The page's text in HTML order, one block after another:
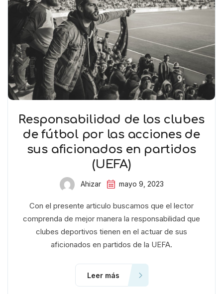
Responsabilidad de los clubes
de fútbol por las acciones de
sus aficionados en partidos
(UEFA)
Ahizar mayo 9, 2023
Con el presente articulo buscamos que el lector
comprenda de mejor manera la responsabilidad que
clubes deportivos tienen en el actuar de sus
aficionados en partidos de la UEFA.
Leer más